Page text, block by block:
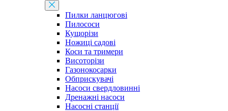
Пилки ланцюгові
Пилососи
Кущорізи
Ножиці садові
Коси та тримери
Висоторізи
Газонокосарки
Обприскувачі
Насоси свердловинні
Дренажні насоси
Насосні станції